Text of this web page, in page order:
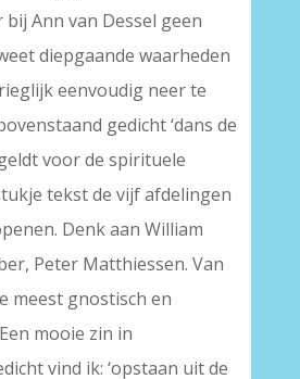
Ann van Dessel geen
diepgaande waarheden
eenvoudig neer te
gedicht ‘dans de
voor de spirituele
tekst de vijf afdelingen
Denk aan William
Peter Matthiessen. Van
meest gnostisch en
mooie zin in
vind ik: ‘opstaan uit de